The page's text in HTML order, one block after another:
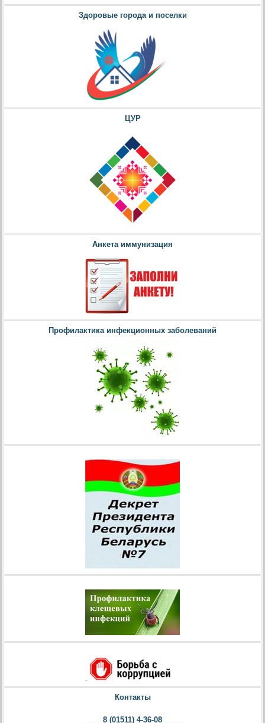
Здоровые города и поселки
ЦУР
Анкета иммунизация
Профилактика инфекционных заболеваний
Контакты
8 (01511) 4-36-08